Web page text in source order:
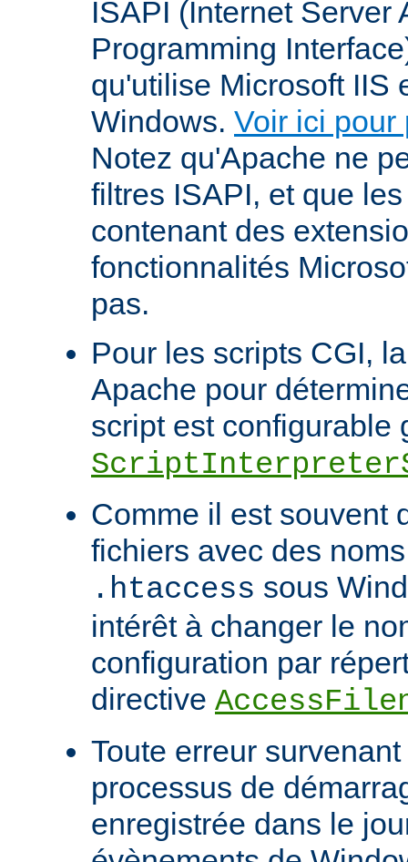
ISAPI (Internet Server
Programming
qu'utilise Microsoft IIS
Windows. Voir ici pour
Notez qu'Apache ne
filtres ISAPI, et que
contenant des
fonctionnalités
pas.
Pour les scripts CGI,
Apache pour
script est configurable
Comme il est souvent
fichiers avec des
.htaccess sous
intérêt à changer le
configuration par
directive
Toute erreur
processus de
enregistrée dans le